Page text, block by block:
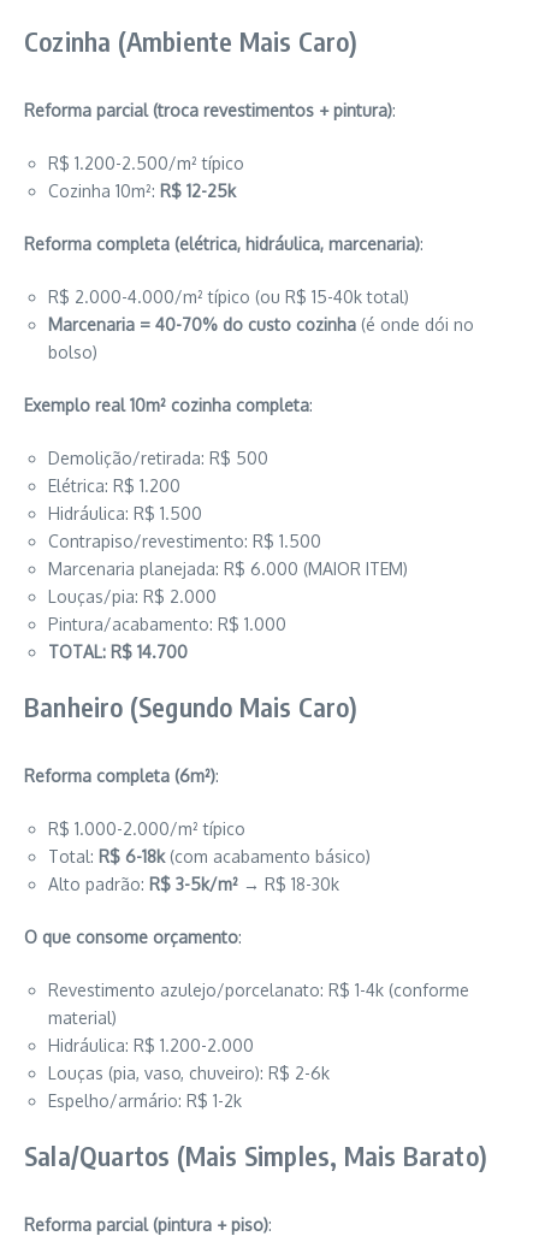
Cozinha (Ambiente Mais Caro)
Reforma parcial (troca revestimentos + pintura):
R$ 1.200-2.500/m² típico
Cozinha 10m²: R$ 12-25k
Reforma completa (elétrica, hidráulica, marcenaria):
R$ 2.000-4.000/m² típico (ou R$ 15-40k total)
Marcenaria = 40-70% do custo cozinha (é onde dói no
bolso)
Exemplo real 10m² cozinha completa:
Demolição/retirada: R$ 500
Elétrica: R$ 1.200
Hidráulica: R$ 1.500
Contrapiso/revestimento: R$ 1.500
Marcenaria planejada: R$ 6.000 (MAIOR ITEM)
Louças/pia: R$ 2.000
Pintura/acabamento: R$ 1.000
TOTAL: R$ 14.700
Banheiro (Segundo Mais Caro)
Reforma completa (6m²):
R$ 1.000-2.000/m² típico
Total: R$ 6-18k(com acabamento básico)
Alto padrão: R$ 3-5k/m² → R$ 18-30k
O que consome orçamento:
Revestimento azulejo/porcelanato: R$ 1-4k (conforme
material)
Hidráulica: R$ 1.200-2.000
Louças (pia, vaso, chuveiro): R$ 2-6k
Espelho/armário: R$ 1-2k
Sala/Quartos (Mais Simples, Mais Barato)
Reforma parcial (pintura + piso):